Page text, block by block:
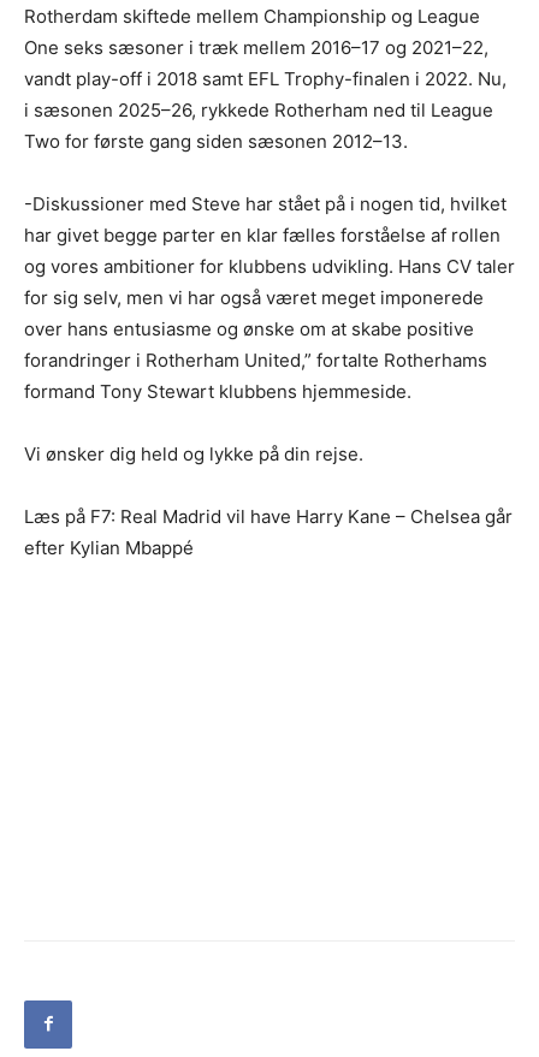
Rotherdam skiftede mellem Championship og League
One seks sæsoner i træk mellem 2016–17 og 2021–22,
vandt play-off i 2018 samt EFL Trophy-finalen i 2022. Nu,
i sæsonen 2025–26, rykkede Rotherham ned til League
Two for første gang siden sæsonen 2012–13.
-Diskussioner med Steve har stået på i nogen tid, hvilket
har givet begge parter en klar fælles forståelse af rollen
og vores ambitioner for klubbens udvikling. Hans CV taler
for sig selv, men vi har også været meget imponerede
over hans entusiasme og ønske om at skabe positive
forandringer i Rotherham United,” fortalte Rotherhams
formand Tony Stewart klubbens hjemmeside.
Vi ønsker dig held og lykke på din rejse.
Læs på F7: Real Madrid vil have Harry Kane – Chelsea går
efter Kylian Mbappé